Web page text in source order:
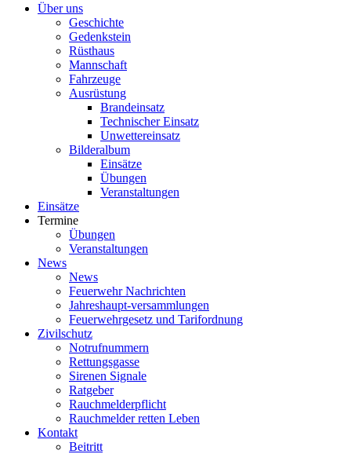
Über uns
Geschichte
Gedenkstein
Rüsthaus
Mannschaft
Fahrzeuge
Ausrüstung
Brandeinsatz
Technischer Einsatz
Unwettereinsatz
Bilderalbum
Einsätze
Übungen
Veranstaltungen
Einsätze
Termine
Übungen
Veranstaltungen
News
News
Feuerwehr Nachrichten
Jahreshaupt-versammlungen
Feuerwehrgesetz und Tarifordnung
Zivilschutz
Notrufnummern
Rettungsgasse
Sirenen Signale
Ratgeber
Rauchmelderpflicht
Rauchmelder retten Leben
Kontakt
Beitritt